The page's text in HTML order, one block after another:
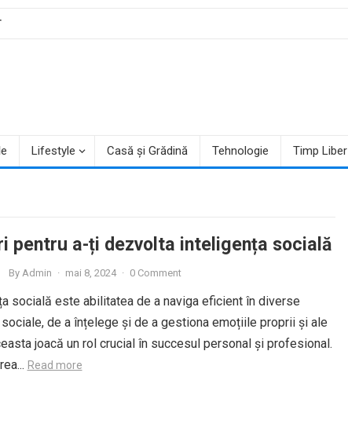
Lifestyle Casă și Grădină Tehnologie Timp Liber
pentru a-ți dezvolta inteligența socială
By Admin · mai 8, 2024 · 0 Comment
socială este abilitatea de a naviga eficient în diverse
de a înțelege și de a gestiona emoțiile proprii și ale
joacă un rol crucial în succesul personal și profesional.
Read more